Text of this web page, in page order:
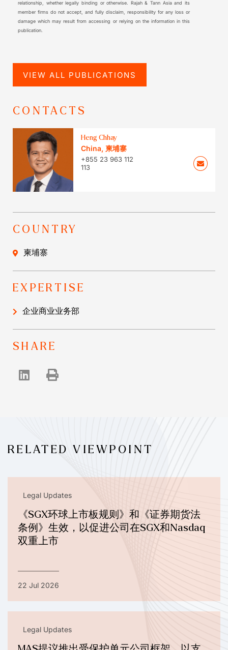
relationship, whether legally binding or otherwise. Rajah & Tann Asia and its
member firms do not accept, and fully disclaim, responsibility for any loss or
damage which may result from accessing or relying on the information in this
publication.
VIEW ALL PUBLICATIONS
CONTACTS
Heng Chhay
China, 柬埔寨
+855 23 963 112
113
COUNTRY
柬埔寨
EXPERTISE
企业商业业务部
SHARE
RELATED VIEWPOINT
Legal Updates
《SGX环球上市板规则》和《证券期货法
条例》生效，以促进公司在SGX和Nasdaq
双重上市
22 Jul 2026
Legal Updates